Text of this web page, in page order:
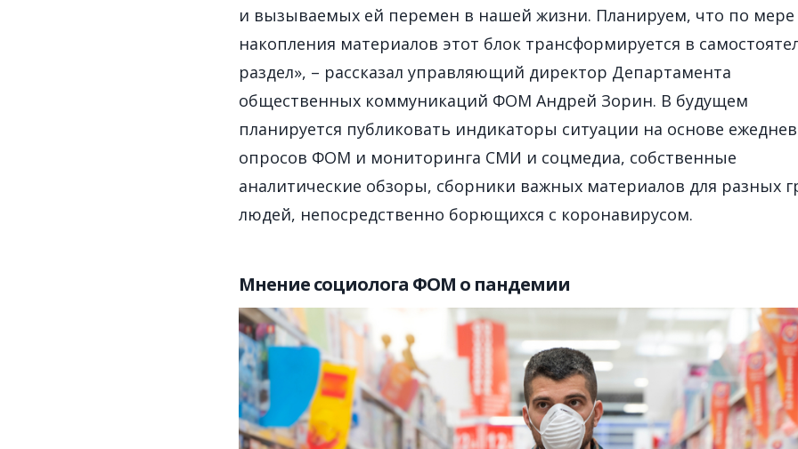
и вызываемых ей перемен в нашей жизни. Планируем, что по мере
накопления материалов этот блок трансформируется в
раздел», – рассказал управляющий директор Департамента
общественных коммуникаций ФОМ Андрей Зорин. В будущем
планируется публиковать индикаторы ситуации на основе
опросов ФОМ и мониторинга СМИ и соцмедиа, собственные
аналитические обзоры, сборники важных материалов для разных
людей, непосредственно борющихся с коронавирусом.
Мнение социолога ФОМ о пандемии